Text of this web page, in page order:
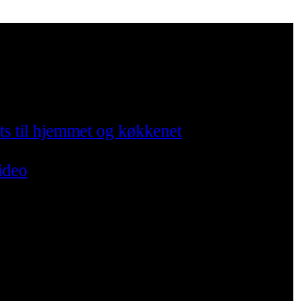
til hjemmet og køkkenet